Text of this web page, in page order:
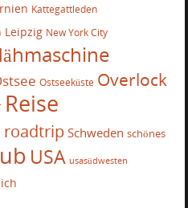
Kattegattleden
Leipzig New York City
Ostseeküste Overlock
Reise
roadtrip Schweden schönes
USA usasüdwesten